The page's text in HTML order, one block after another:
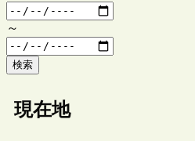
～
検索
現在地